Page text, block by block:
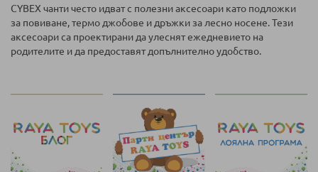
CYBEX чанти често идват с полезни аксесоари като подложки
за повиване, термо джобове и дръжки за лесно носене. Тези
аксесоари са проектирани да улеснят ежедневието на
родителите и да предоставят допълнително удобство.